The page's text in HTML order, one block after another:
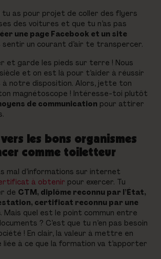
tu as pour projet de coller des flyers
des voitures et que tu n’as pas
une page Facebook et un site
sentir un courant d’air te transpercer.
et garde les pieds sur terre ! Nous
et on est là pour t’aider à réussir
à notre disposition. Alors, jette ton
magnétoscope ! Intéresse-toi plutôt
de communication pour attirer
les bons organismes
comme toiletteur
mal d’informations sur internet
à obtenir pour exercer. Tu
de CTM, diplôme reconnu par l’État,
certificat reconnu par une
Mais quel est le point commun entre
? C’est que tu n’en pas besoin
! En clair, la valeur à mettre en
liée à ce que la formation va t’apporter